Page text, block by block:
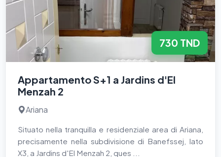
730 TND
Appartamento S+1 a Jardins d'El
Menzah 2
Ariana
Situato nella tranquilla e residenziale area di Ariana,
precisamente nella subdivisione di Banefssej, lato
X3, a Jardins d'El Menzah 2, ques ...